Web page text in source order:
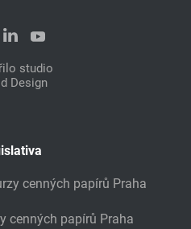
studio
Design
cenných papírů Praha
cenných papírů Praha